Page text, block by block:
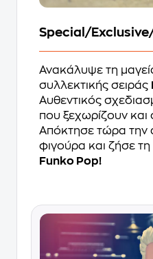
Special/
Ανακάλυψε τη
συλλεκτικής σειράς
Αυθεντικός
που ξεχωρίζουν και
Απόκτησε τώρα την
φιγούρα και ζήσε τη
Funko Pop!